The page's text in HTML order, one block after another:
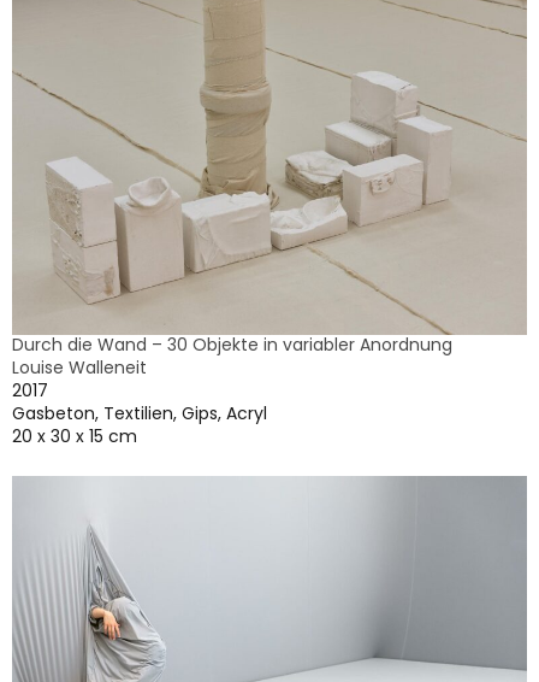
Durch die Wand – 30 Objekte in variabler Anordnung
Louise Walleneit
2017
Gasbeton, Textilien, Gips, Acryl
20 x 30 x 15 cm